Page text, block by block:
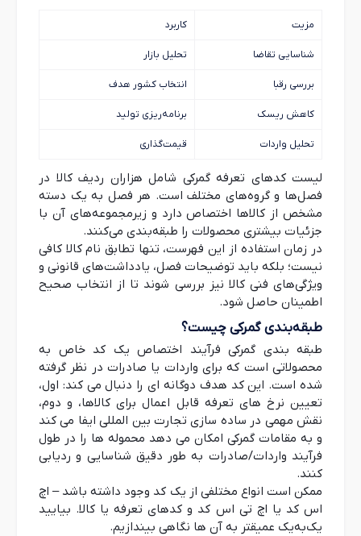
مزیت کاربرد
شناسایی تقاضا تحلیل بازار
بررسی رقبا انتخاب کشور هدف
کاهش ریسک برنامه‌ریزی تولید
تحلیل واردات قیمت‌گذاری
لیست کدهای تعرفه گمرکی شامل هزاران ردیف کالا در
فصل‌ها و گروه‌های مختلف است. هر فصل به یک دسته
مشخص از کالاها اختصاص دارد و زیرمجموعه‌های آن با
جزئیات بیشتری محصولات را طبقه‌بندی می‌کنند.
در زمان استفاده از این فهرست، تنها تطابق نام کالا کافی
نیست؛ بلکه باید توضیحات فصل، یادداشت‌های قانونی و
ویژگی‌های فنی کالا نیز بررسی شوند تا از انتخاب صحیح
اطمینان حاصل شود.
طبقه‌بندی گمرکی چیست؟
طبقه بندی گمرکی فرآیند اختصاص یک کد خاص به
محصولاتی است که برای واردات یا صادرات در نظر گرفته
شده است. این کد هدف دوگانه ای را دنبال می کند: اول،
تعیین نرخ های تعرفه قابل اعمال برای کالاها، و دوم،
نقش مهمی در ساده سازی تجارت بین المللی ایفا می کند
و به مقامات گمرکی امکان می دهد محموله ها را در طول
فرآیند واردات/صادرات به طور دقیق شناسایی و ردیابی
کنند.
ممکن است انواع مختلفی از یک کد وجود داشته باشد – اچ
اس کد یا اچ تی اس کد و کدهای تعرفه یا کالا. بیایید
یک‌به‌یک عمیقتر به آن ها نگاهی بیندازیم.